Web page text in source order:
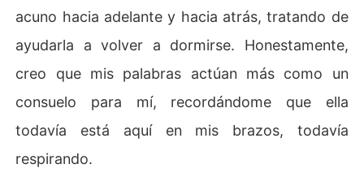
acuno hacia adelante y hacia atrás, tratando de
ayudarla a volver a dormirse. Honestamente,
creo que mis palabras actúan más como un
consuelo para mí, recordándome que ella
todavía está aquí en mis brazos, todavía
respirando.